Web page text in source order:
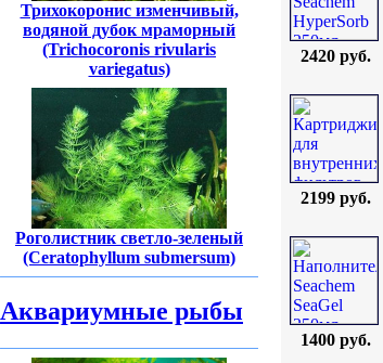
Трихокоронис изменчивый,
водяной дубок мраморный
(Trichocoronis rivularis
variegatus)
Роголистник светло-зеленый
(Ceratophyllum submersum)
Аквариумные рыбы
2420 руб.
2199 руб.
1400 руб.